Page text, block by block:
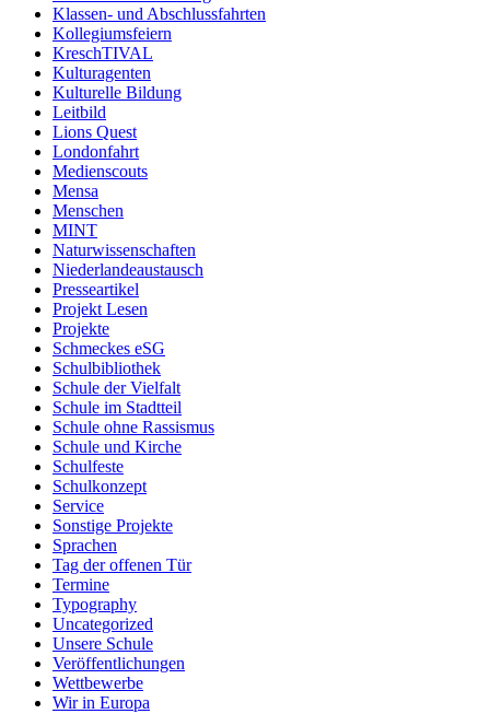
Klassen- und Abschlussfahrten
Kollegiumsfeiern
KreschTIVAL
Kulturagenten
Kulturelle Bildung
Leitbild
Lions Quest
Londonfahrt
Medienscouts
Mensa
Menschen
MINT
Naturwissenschaften
Niederlandeaustausch
Presseartikel
Projekt Lesen
Projekte
Schmeckes eSG
Schulbibliothek
Schule der Vielfalt
Schule im Stadtteil
Schule ohne Rassismus
Schule und Kirche
Schulfeste
Schulkonzept
Service
Sonstige Projekte
Sprachen
Tag der offenen Tür
Termine
Typography
Uncategorized
Unsere Schule
Veröffentlichungen
Wettbewerbe
Wir in Europa